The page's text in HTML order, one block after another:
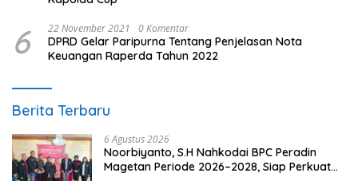
6 22 November 2021 0 Komentar
DPRD Gelar Paripurna Tentang Penjelasan Nota
Keuangan Raperda Tahun 2022
Berita Terbaru
6 Agustus 2026
Noorbiyanto, S.H Nahkodai BPC Peradin
Magetan Periode 2026–2028, Siap Perkuat